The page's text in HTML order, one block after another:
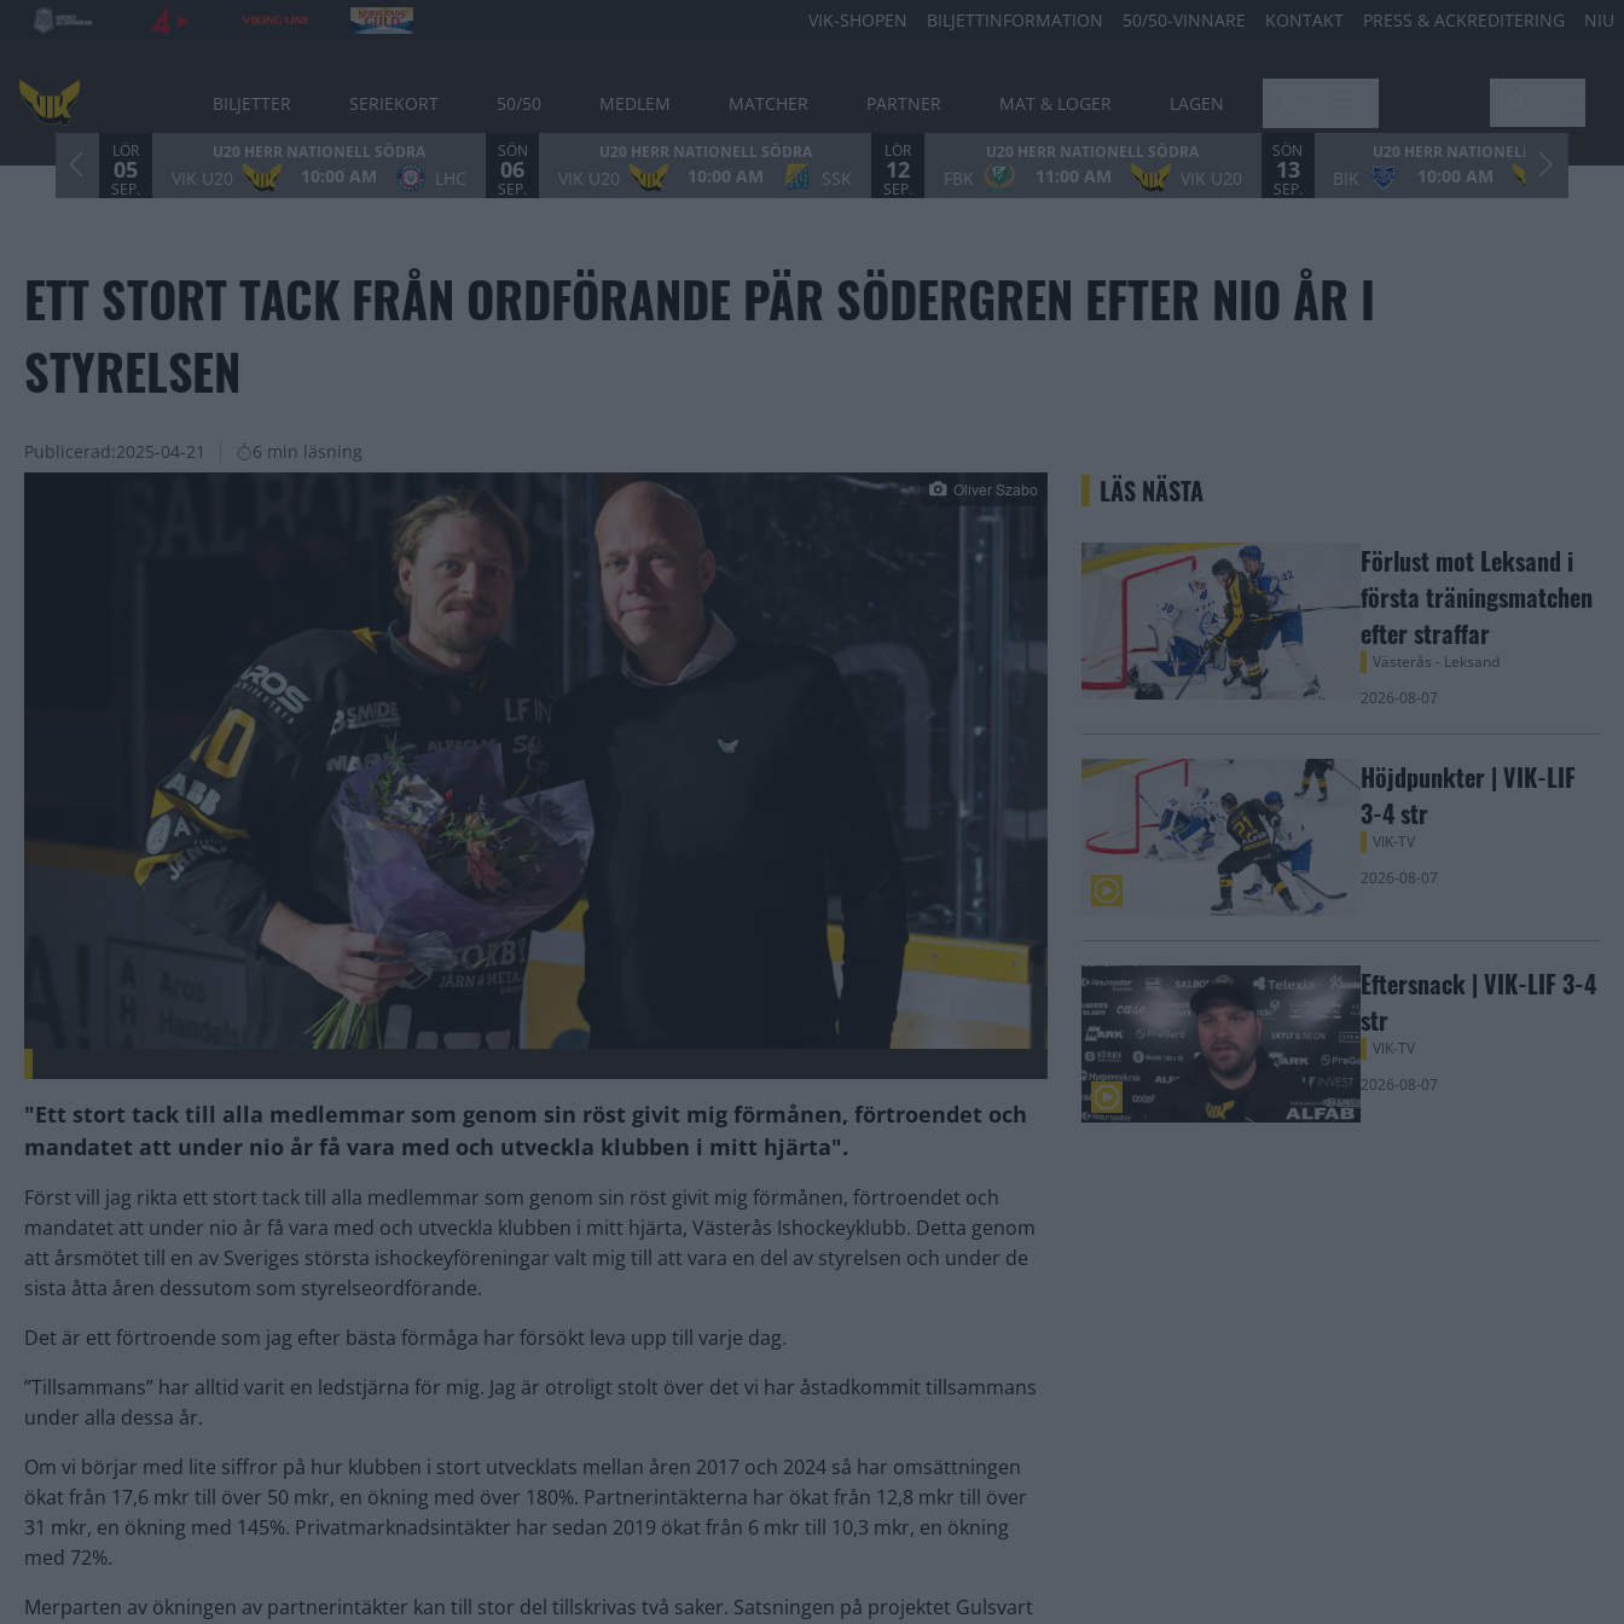
VIK-SHOPEN BILJETTINFORMATION 50/50-VINNARE KONTAKT PRESS & ACKREDITERING NIU
BILJETTER SERIEKORT 50/50 MEDLEM MATCHER PARTNER MAT & LOGER LAGEN
LÖR
05
SEP.
U20 HERR NATIONELL SÖDRA
VIK U20 10:00 AM LHC
SÖN
06
SEP.
U20 HERR NATIONELL SÖDRA
VIK U20 10:00 AM SSK
LÖR
12
SEP.
U20 HERR NATIONELL SÖDRA
FBK 11:00 AM VIK U20
SÖN
13
SEP.
U20 HERR NATIONELL SÖDRA
BIK 10:00 AM
ETT STORT TACK FRÅN ORDFÖRANDE PÄR SÖDERGREN EFTER NIO ÅR I
STYRELSEN
Publicerad:2025-04-21 6 min läsning
Oliver Szabo
"Ett stort tack till alla medlemmar som genom sin röst givit mig förmånen, förtroendet och
mandatet att under nio år få vara med och utveckla klubben i mitt hjärta".
Först vill jag rikta ett stort tack till alla medlemmar som genom sin röst givit mig förmånen, förtroendet och
mandatet att under nio år få vara med och utveckla klubben i mitt hjärta, Västerås Ishockeyklubb. Detta genom
att årsmötet till en av Sveriges största ishockeyföreningar valt mig till att vara en del av styrelsen och under de
sista åtta åren dessutom som styrelseordförande.
Det är ett förtroende som jag efter bästa förmåga har försökt leva upp till varje dag.
”Tillsammans” har alltid varit en ledstjärna för mig. Jag är otroligt stolt över det vi har åstadkommit tillsammans
under alla dessa år.
Om vi börjar med lite siffror på hur klubben i stort utvecklats mellan åren 2017 och 2024 så har omsättningen
ökat från 17,6 mkr till över 50 mkr, en ökning med över 180%. Partnerintäkterna har ökat från 12,8 mkr till över
31 mkr, en ökning med 145%. Privatmarknadsintäkter har sedan 2019 ökat från 6 mkr till 10,3 mkr, en ökning
med 72%.
Merparten av ökningen av partnerintäkter kan till stor del tillskrivas två saker. Satsningen på projektet Gulsvart
LÄS NÄSTA
Förlust mot Leksand i
första träningsmatchen
efter straffar
Västerås - Leksand
2026-08-07
Höjdpunkter | VIK-LIF
3-4 str
VIK-TV
2026-08-07
Eftersnack | VIK-LIF 3-4
str
VIK-TV
2026-08-07